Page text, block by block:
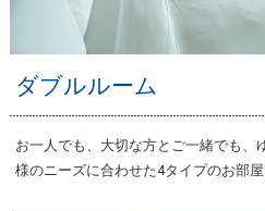
ダブルルーム
お一人でも、大切な方とご一緒でも、
様のニーズに合わせた4タイプのお部屋